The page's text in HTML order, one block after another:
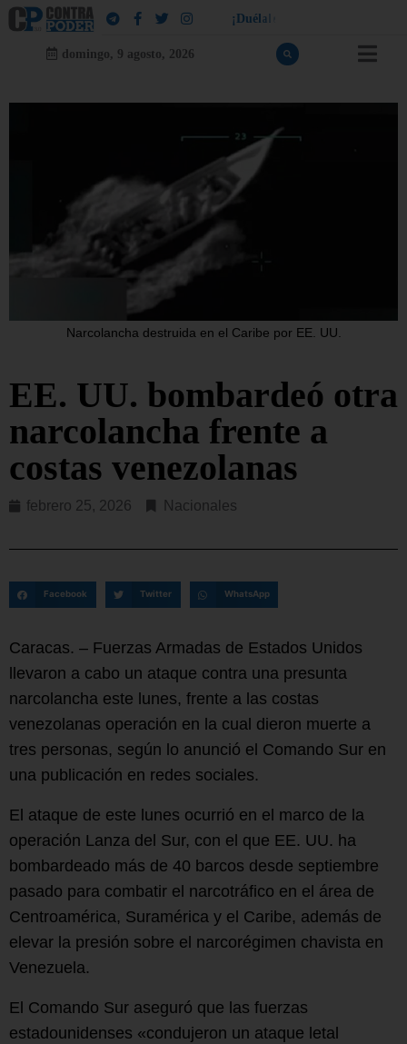
¡ Dué a
domingo, 9 agosto, 2026
Narcolancha destruida en el Caribe por EE. UU.
EE. UU. bombardeó otra
narcolancha frente a
costas venezolanas
febrero 25, 2026 Nacionales
Facebook Twitter WhatsApp
Caracas. – Fuerzas Armadas de Estados Unidos
llevaron a cabo un ataque contra una presunta
narcolancha este lunes, frente a las costas
venezolanas operación en la cual dieron muerte a
tres personas, según lo anunció el Comando Sur en
una publicación en redes sociales.
El ataque de este lunes ocurrió en el marco de la
operación Lanza del Sur, con el que EE. UU. ha
bombardeado más de 40 barcos desde septiembre
pasado para combatir el narcotráfico en el área de
Centroamérica, Suramérica y el Caribe, además de
elevar la presión sobre el narcorégimen chavista en
Venezuela.
El Comando Sur aseguró que las fuerzas
estadounidenses «condujeron un ataque letal